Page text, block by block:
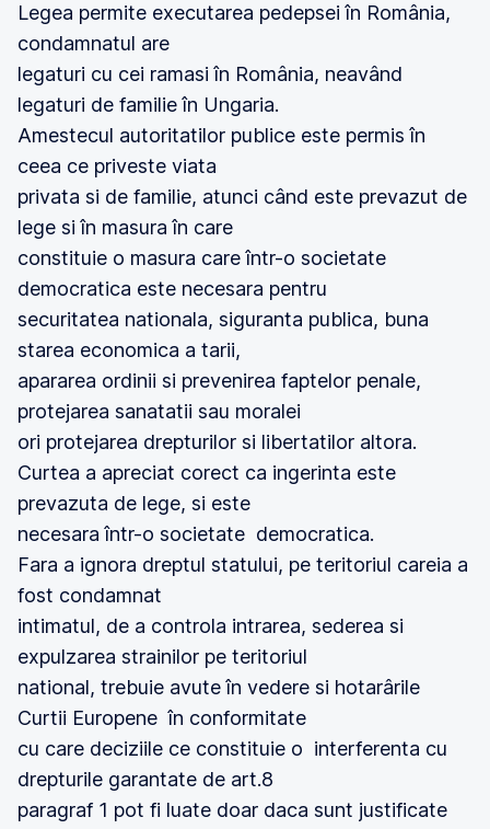
Legea permite executarea pedepsei în România,
condamnatul are
legaturi cu cei ramasi în România, neavând
legaturi de familie în Ungaria.
Amestecul autoritatilor publice este permis în
ceea ce priveste viata
privata si de familie, atunci când este prevazut de
lege si în masura în care
constituie o masura care într-o societate
democratica este necesara pentru
securitatea nationala, siguranta publica, buna
starea economica a tarii,
apararea ordinii si prevenirea faptelor penale,
protejarea sanatatii sau moralei
ori protejarea drepturilor si libertatilor altora.
Curtea a apreciat corect ca ingerinta este
prevazuta de lege, si este
necesara într-o societate democratica.
Fara a ignora dreptul statului, pe teritoriul careia a
fost condamnat
intimatul, de a controla intrarea, sederea si
expulzarea strainilor pe teritoriul
national, trebuie avute în vedere si hotarârile
Curtii Europene în conformitate
cu care deciziile ce constituie o interferenta cu
drepturile garantate de art.8
paragraf 1 pot fi luate doar daca sunt justificate